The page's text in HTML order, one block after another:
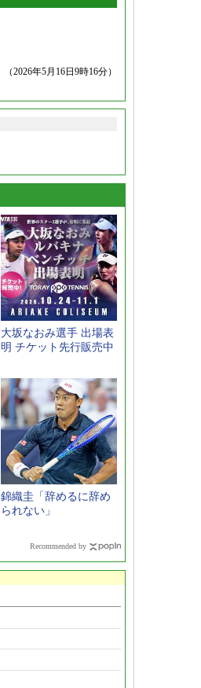
（2026年5月16日9時16分）
大坂なおみ選手 出場表
明 チケット先行販売中
錦織圭「辞めるに辞め
られない」
Recommended by